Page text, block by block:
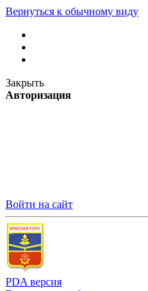
Вернуться к обычному виду
Закрыть
Авторизация
Войти на сайт
PDA версия